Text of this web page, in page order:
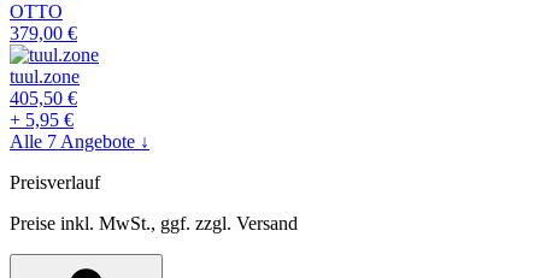
OTTO
379,00 €
tuul.zone
405,50 €
+ 5,95 €
Alle 7 Angebote ↓
Preisverlauf
Preise inkl. MwSt., ggf. zzgl. Versand